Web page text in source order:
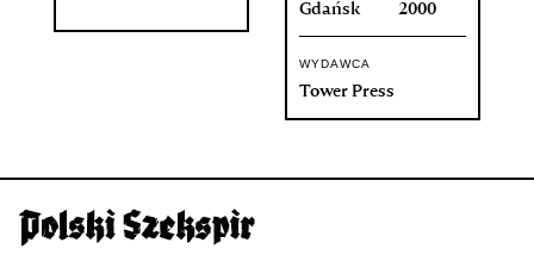
Gdańsk 2000
WYDAWCA
Tower Press